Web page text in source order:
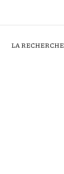
LA RECHERCHE